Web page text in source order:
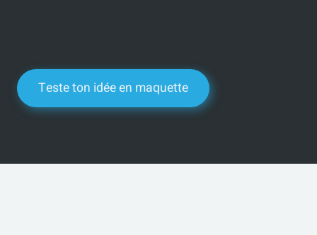
Teste ton idée en maquette